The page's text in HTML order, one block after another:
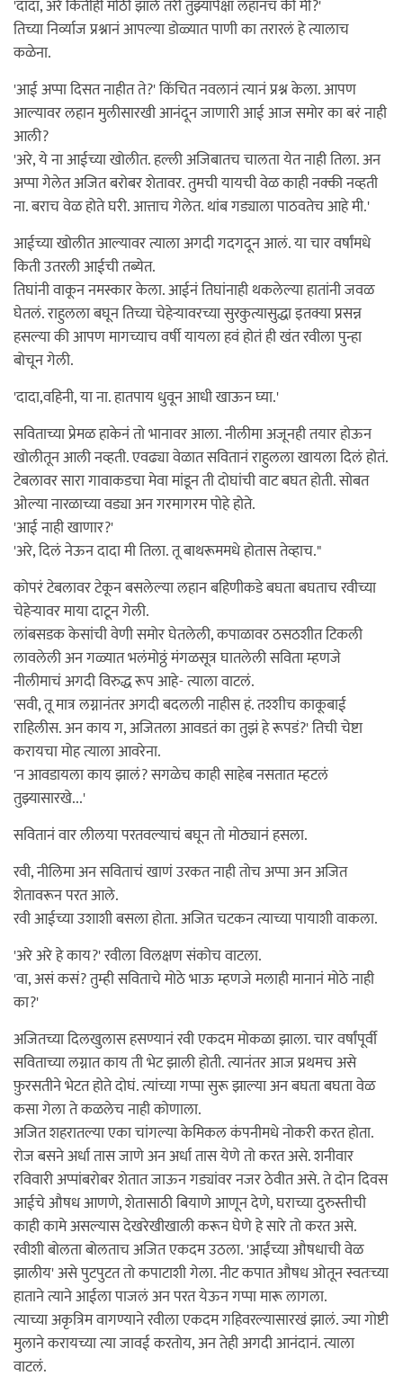
'दादा, अरे कितीही मोठी झाले तरी तुझ्यापेक्षा लहानच की मी?'
तिच्या निर्व्याज प्रश्नानं आपल्या डोळ्यात पाणी का तरारलं हे त्यालाच
कळेना.
'आई अप्पा दिसत नाहीत ते?' किंचित नवलानं त्यानं प्रश्न केला. आपण
आल्यावर लहान मुलीसारखी आनंदून जाणारी आई आज समोर का बरं नाही
आली?
'अरे, ये ना आईच्या खोलीत. हल्ली अजिबातच चालता येत नाही तिला. अन
अप्पा गेलेत अजित बरोबर शेतावर. तुमची यायची वेळ काही नक्की नव्हती
ना. बराच वेळ होते घरी. आत्ताच गेलेत. थांब गड्याला पाठवतेच आहे मी.'
आईच्या खोलीत आल्यावर त्याला अगदी गदगदून आलं. या चार वर्षांमधे
किती उतरली आईची तब्येत.
तिघांनी वाकून नमस्कार केला. आईनं तिघांनाही थकलेल्या हातांनी जवळ
घेतलं. राहुलला बघून तिच्या चेहेर्‍यावरच्या सुरकुत्यासुद्धा इतक्या प्रसन्न
हसल्या की आपण मागच्याच वर्षी यायला हवं होतं ही खंत रवीला पुन्हा
बोचून गेली.
'दादा,वहिनी, या ना. हातपाय धुवून आधी खाऊन घ्या.'
सविताच्या प्रेमळ हाकेनं तो भानावर आला. नीलीमा अजूनही तयार होऊन
खोलीतून आली नव्हती. एवढ्या वेळात सवितानं राहुलला खायला दिलं होतं.
टेबलावर सारा गावाकडचा मेवा मांडून ती दोघांची वाट बघत होती. सोबत
ओल्या नारळाच्या वड्या अन गरमागरम पोहे होते.
'आई नाही खाणार?'
'अरे, दिलं नेऊन दादा मी तिला. तू बाथरूममधे होतास तेव्हाच."
कोपरं टेबलावर टेकून बसलेल्या लहान बहिणीकडे बघता बघताच रवीच्या
चेहेर्‍यावर माया दाटून गेली.
लांबसडक केसांची वेणी समोर घेतलेली, कपाळावर ठसठशीत टिकली
लावलेली अन गळ्यात भलंमोठ्ठं मंगळसूत्र घातलेली सविता म्हणजे
नीलीमाचं अगदी विरुद्ध रूप आहे- त्याला वाटलं.
'सवी, तू मात्र लग्नानंतर अगदी बदलली नाहीस हं. तश्शीच काकूबाई
राहिलीस. अन काय ग, अजितला आवडतं का तुझं हे रूपडं?' तिची चेष्टा
करायचा मोह त्याला आवरेना.
'न आवडायला काय झालं? सगळेच काही साहेब नसतात म्हटलं
तुझ्यासारखे...'
सवितानं वार लीलया परतवल्याचं बघून तो मोठ्यानं हसला.
रवी, नीलिमा अन सविताचं खाणं उरकत नाही तोच अप्पा अन अजित
शेतावरून परत आले.
रवी आईच्या उशाशी बसला होता. अजित चटकन त्याच्या पायाशी वाकला.
'अरे अरे हे काय?' रवीला विलक्षण संकोच वाटला.
'वा, असं कसं? तुम्ही सविताचे मोठे भाऊ म्हणजे मलाही मानानं मोठे नाही
का?'
अजितच्या दिलखुलास हसण्यानं रवी एकदम मोकळा झाला. चार वर्षांपूर्वी
सविताच्या लग्नात काय ती भेट झाली होती. त्यानंतर आज प्रथमच असे
फ़ुरसतीने भेटत होते दोघं. त्यांच्या गप्पा सुरू झाल्या अन बघता बघता वेळ
कसा गेला ते कळलेच नाही कोणाला.
अजित शहरातल्या एका चांगल्या केमिकल कंपनीमधे नोकरी करत होता.
रोज बसने अर्धा तास जाणे अन अर्धा तास येणे तो करत असे. शनीवार
रविवारी अप्पांबरोबर शेतात जाऊन गड्यांवर नजर ठेवीत असे. ते दोन दिवस
आईचे औषध आणणे, शेतासाठी बियाणे आणून देणे, घराच्या दुरुस्तीची
काही कामे असल्यास देखरेखीखाली करून घेणे हे सारे तो करत असे.
रवीशी बोलता बोलताच अजित एकदम उठला. 'आईंच्या औषधाची वेळ
झालीय' असे पुटपुटत तो कपाटाशी गेला. नीट कपात औषध ओतून स्वतःच्या
हाताने त्याने आईला पाजलं अन परत येऊन गप्पा मारू लागला.
त्याच्या अकृत्रिम वागण्याने रवीला एकदम गहिवरल्यासारखं झालं. ज्या गोष्टी
मुलाने करायच्या त्या जावई करतोय, अन तेही अगदी आनंदानं. त्याला
वाटलं.